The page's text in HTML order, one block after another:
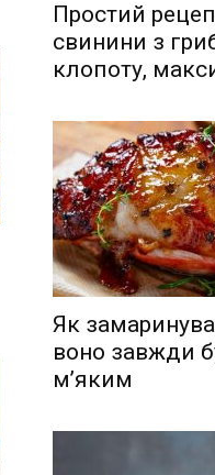
Простий
свинини з
клопоту,
Як
воно завжди
м’яким